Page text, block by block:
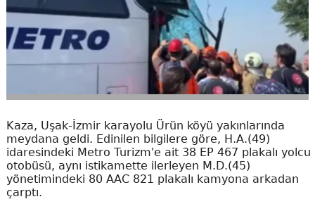
Kaza, Uşak-İzmir karayolu Ürün köyü yakınlarında
meydana geldi. Edinilen bilgilere göre, H.A.(49)
idaresindeki Metro Turizm'e ait 38 EP 467 plakalı yolcu
otobüsü, aynı istikamette ilerleyen M.D.(45)
yönetimindeki 80 AAC 821 plakalı kamyona arkadan
çarptı.